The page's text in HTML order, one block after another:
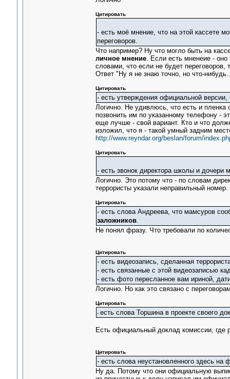
Цитировать
- есть моё мнение, что на этой кассете
переговоров.
Что например? Ну что могло быть на
личное мнение. Если есть мненеие -
словами, что если не будет переговоров,
Ответ "Ну я не знаю точно, но что-
Цитировать
- есть утверждения официальной версии,
Логично. Не удивлюсь, что есть и пленка
позвонить им по указанному телефону -
еще лучше - свой вариант. Кто и что
изложил, что я - такой умный задним
http://www.reyndar.org/beslan/forum/
Цитировать
- есть звонок директора школы и дочери
Логично. Это потому что - по словам
террористы указали неправильный
Цитировать
- есть слова Андреева, что мамсуров
заложников.
Не понял фразу. Что требовали по
Цитировать
- есть видеозапись, сделанная
- есть связанные с этой видеозаписью
- есть фото пересланное вам ириной,
Логично. Но как это связано с
Цитировать
- есть слова Торшина в проекте своего
Есть официальный доклад комиссии,
Цитировать
- есть слова неустановленного здесь
Ну да. Потому что они официальную